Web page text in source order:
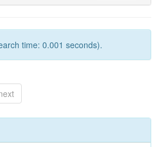
time: 0.001 seconds).